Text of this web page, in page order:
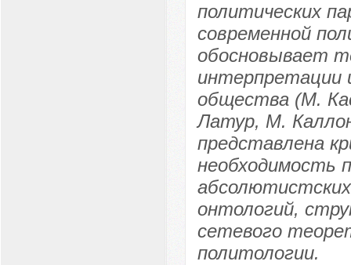
политических
современной
обосновывает
интерпретации
общества (М.
Латур, М.
представлена
необходимость
онтологий,
сетевого
политологии.